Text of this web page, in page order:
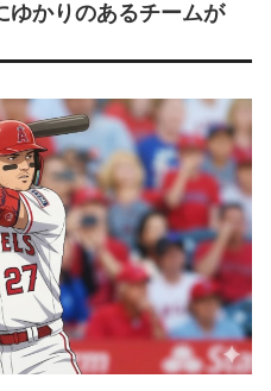
ゆかりのあるチームが